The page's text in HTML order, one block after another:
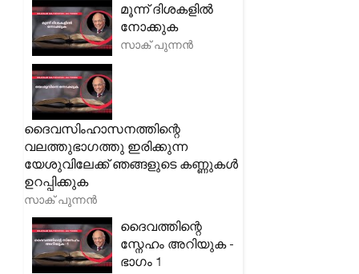
മൂന്ന് ദിശകളിൽ
നോക്കുക
സാക് പുന്നൻ
ദൈവസിംഹാസനത്തിന്റെ
വലത്തുഭാഗത്തു ഇരിക്കുന്ന
യേശുവിലേക്ക് ഞങ്ങളുടെ കണ്ണുകൾ
ഉറപ്പിക്കുക
സാക് പുന്നൻ
ദൈവത്തിന്റെ
സ്നേഹം അറിയുക -
ഭാഗം 1